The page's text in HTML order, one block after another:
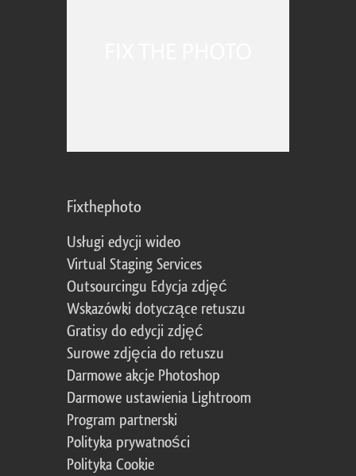
Fixthephoto
Usługi edycji wideo
Virtual Staging Services
Outsourcingu Edycja zdjęć
Wskazówki dotyczące retuszu
Gratisy do edycji zdjęć
Surowe zdjęcia do retuszu
Darmowe akcje Photoshop
Darmowe ustawienia Lightroom
Program partnerski
Polityka prywatności
Polityka Cookie